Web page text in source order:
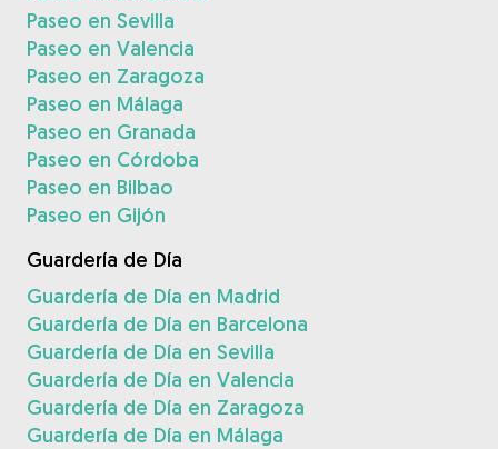
Paseo en Sevilla
Paseo en Valencia
Paseo en Zaragoza
Paseo en Málaga
Paseo en Granada
Paseo en Córdoba
Paseo en Bilbao
Paseo en Gijón
Guardería de Día
Guardería de Día en Madrid
Guardería de Día en Barcelona
Guardería de Día en Sevilla
Guardería de Día en Valencia
Guardería de Día en Zaragoza
Guardería de Día en Málaga